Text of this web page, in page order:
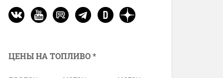
ЦЕНЫ НА ТОПЛИВО *